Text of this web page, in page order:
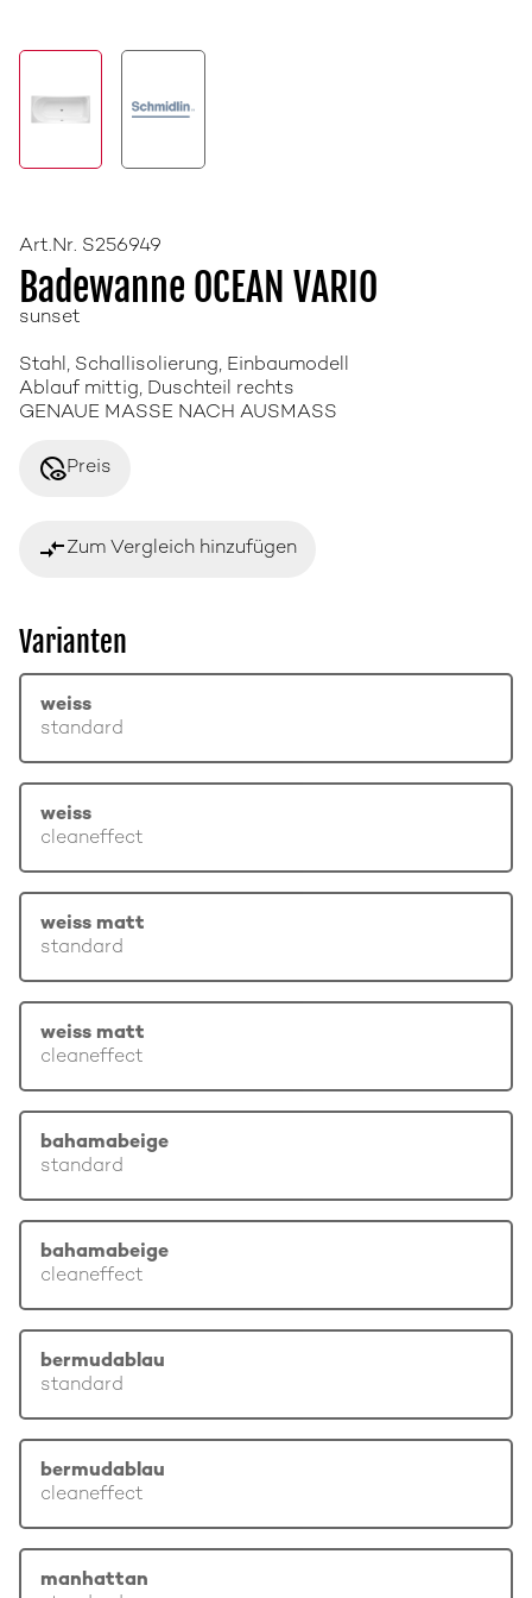
Art.Nr. S256949
Badewanne OCEAN VARIO
sunset
Stahl, Schallisolierung, Einbaumodell
Ablauf mittig, Duschteil rechts
GENAUE MASSE NACH AUSMASS
disabled_visiblePreis
compare_arrowsZum Vergleich hinzufügen
Varianten
weiss
standard
weiss
cleaneffect
weiss matt
standard
weiss matt
cleaneffect
bahamabeige
standard
bahamabeige
cleaneffect
bermudablau
standard
bermudablau
cleaneffect
manhattan